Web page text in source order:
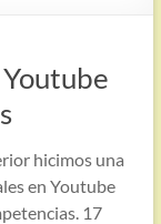
hicimos una
en Youtube
17